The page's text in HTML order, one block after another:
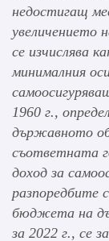
недостигащ
увеличението
се изчислява
минималния
1960 г.,
държавното
съответната
доход за
разпоредбите
бюджета на
за 2022 г., се